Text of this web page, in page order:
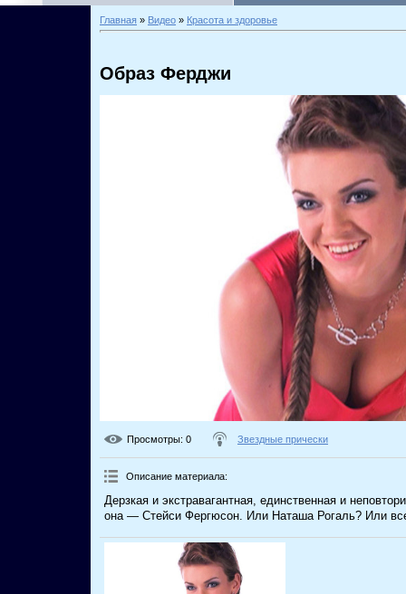
Главная » Видео » Красота и здоровье
Образ Ферджи
Просмотры: 0 Звездные прически
Описание материала:
Дерзкая и экстравагантная, единственная и
она — Стейси Фергюсон. Или Наташа Рогаль? Или